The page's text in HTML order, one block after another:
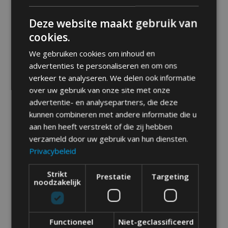
Gewijzigde
Openingstijden op
Maandag vanaf 1 Juli
dooradmin in Nieuws
on juni 17, 2025
Let op! Vanaf 1 juli veranderen onze
openingstijden op maandag. We zijn dan
’s middags geopend van 15:30 tot 21:30.
De openingstijden in de ochtend blijven
hetzelfde.​
Deze website maakt gebruik van
cookies.
We gebruiken cookies om inhoud en
advertenties te personaliseren en om ons
verkeer te analyseren. We delen ook informatie
over uw gebruik van onze site met onze
advertentie- en analysepartners, die deze
kunnen combineren met andere informatie die u
aan hen heeft verstrekt of die zij hebben
verzameld door uw gebruik van hun diensten.
Privacybeleid
Strikt
noodzakelijk
Prestatie Targeting
Functioneel Niet-geclassificeerd